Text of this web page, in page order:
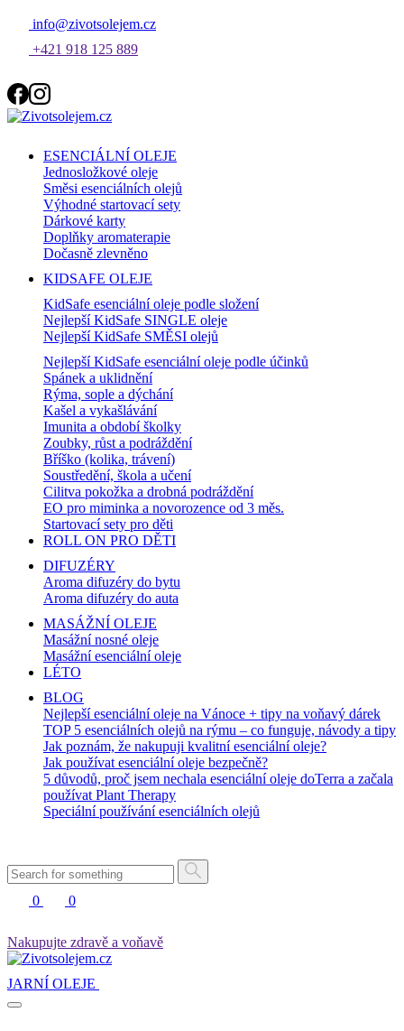
info@zivotsolejem.cz
+421 918 125 889
ESENCIÁLNÍ OLEJE
Jednosložkové oleje
Směsi esenciálních olejů
Výhodné startovací sety
Dárkové karty
Doplňky aromaterapie
Dočasně zlevněno
KIDSAFE OLEJE
KidSafe esenciální oleje podle složení
Nejlepší KidSafe SINGLE oleje
Nejlepší KidSafe SMĚSI olejů
Nejlepší KidSafe esenciální oleje podle účinků
Spánek a uklidnění
Rýma, sople a dýchání
Kašel a vykašlávání
Imunita a období školky
Zoubky, růst a podráždění
Bříško (kolika, trávení)
Soustředění, škola a učení
Cilitva pokožka a drobná podráždění
EO pro miminka a novorozence od 3 měs.
Startovací sety pro děti
ROLL ON PRO DĚTI
DIFUZÉRY
Aroma difuzéry do bytu
Aroma difuzéry do auta
MASÁŽNÍ OLEJE
Masážní nosné oleje
Masážní esenciální oleje
LÉTO
BLOG
Nejlepší esenciální oleje na Vánoce + tipy na voňavý dárek
TOP 5 esenciálních olejů na rýmu – co funguje, návody a tipy
Jak poznám, že nakupuji kvalitní esenciální oleje?
Jak používat esenciální oleje bezpečně?
5 důvodů, proč jsem nechala esenciální oleje doTerra a začala
používat Plant Therapy
Speciální používání esenciálních olejů
0 0
Nakupujte zdravě a voňavě
JARNÍ OLEJE